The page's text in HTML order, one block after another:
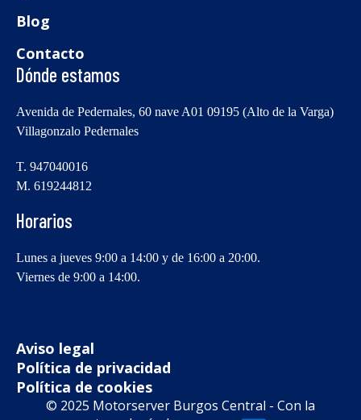
Blog
Contacto
Dónde estamos
Avenida de Pedernales, 60 nave A01 09195 (Alto de la Varga)
Villagonzalo Pedernales
T. 947040016
M. 619244812
Horarios
Lunes a jueves 9:00 a 14:00 y de 16:00 a 20:00.
Viernes de 9:00 a 14:00.
Aviso legal
Política de privacidad
Política de cookies
© 2025 Motorserver Burgos Central - Con la